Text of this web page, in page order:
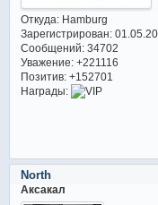
Откуда:Hamburg
Зарегистрирован:
Сообщений:34702
Уважение: +221116
Позитив: +152701
Награды:
North
Аксакал